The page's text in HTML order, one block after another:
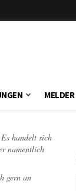
MELDER
handelt sich
namentlich
gern an